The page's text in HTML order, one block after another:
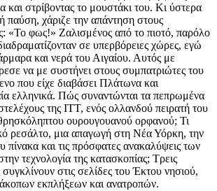
και στρίβοντας το μουστάκι του. Κι ύστερα
παύση, χάριζε την απάντηση στους
«Το φως!» Ζαλισμένος από το πιοτό, παρόλο
σε υπερβόρειες χώρες, εγώ
και νερά του Αιγαίου. Αυτός με
να με συστήνει στους συμπατριώτες του
που είχε διαβάσει Πλάτωνα και
ελληνικά. Πώς συναντώνται τα πεπρωμένα
της ITT, ενός ολλανδού πειρατή του
ουρουγουανού ορφανού; Τι
ρεσάλτο, μια απαγωγή στη Νέα Υόρκη, την
πίνακα και τις πρόσφατες ανακαλύψεις των
τεχνολογία της κατασκοπίας; Τρεις
συγκλίνουν στις σελίδες του Έκτου νησιού,
εκπλήξεων και ανατροπών.